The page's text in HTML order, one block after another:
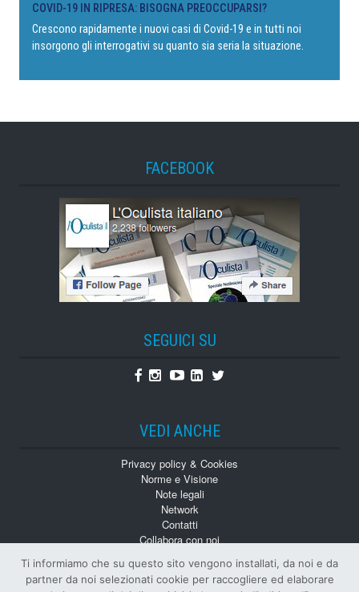
COVID-19 IN RIPRESA: BISOGNA PREOCCUPARSI?
Crescono rapidamente i nuovi casi di Covid-19 e in tutti noi
insorgono gli interrogativi su quanto sia seria la situazione.
FACEBOOK
SEGUICI SU
Facebook
Instagram
YoutubeLinkedin
Twitter
VEDI ANCHE
Privacy policy & Cookies
Norme e Visione
Note legali
Network
Contatti
Collabora con noi
Numeri Arretrati
Ti informiamo che su questo sito vengono installati, da noi e da
partner da noi selezionati cookie per raccogliere ed elaborare